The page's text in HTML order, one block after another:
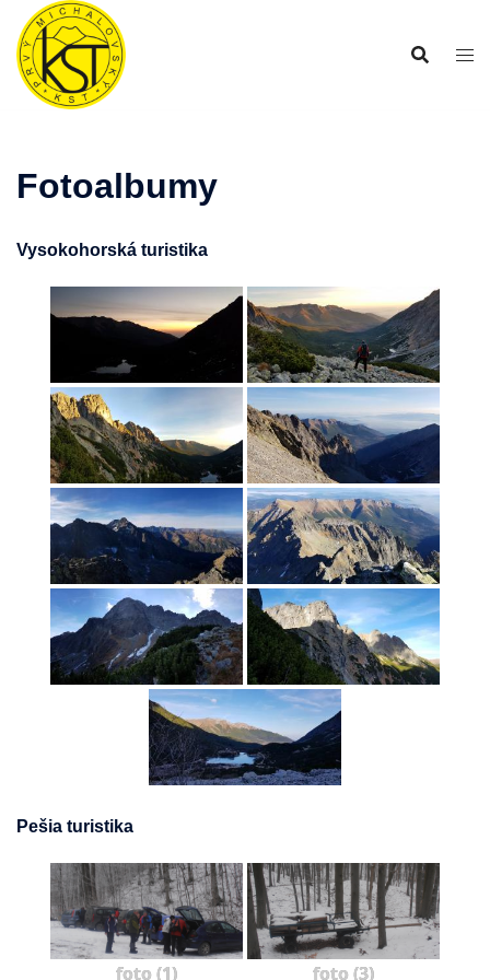
Preskočiť
obsah
Fotoalbumy
Vysokohorská turistika
Pešia turistika
foto (1) foto (3)